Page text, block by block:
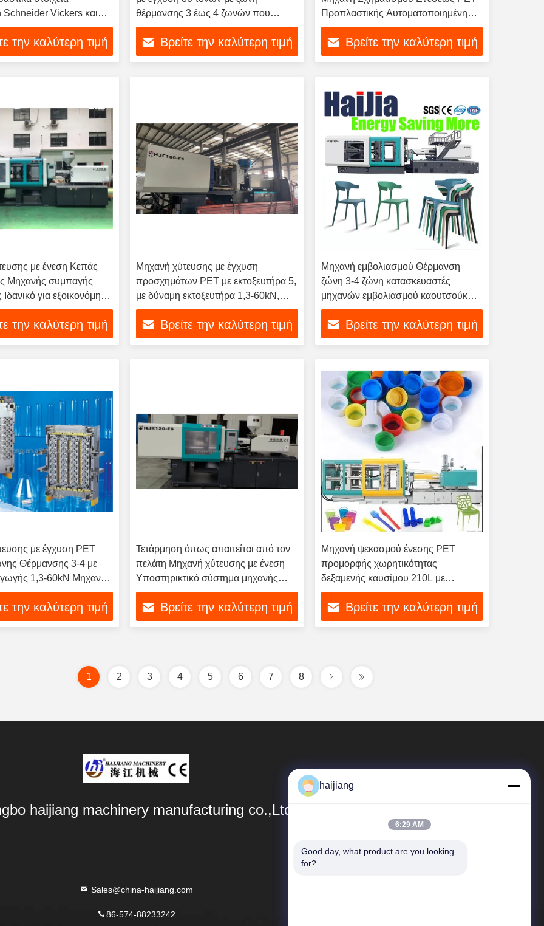
Schneider Vickers και
για λειτουργία
την καλύτερη τιμή
θέρμανσης 3 έως 4 ζωνών που
εξασφαλίζει θέρμανση και σταθερό
πλαστικό εξάρτημα
Βρείτε την καλύτερη τιμή
Προπλαστικής Αυτοματοποιημένη
Τάξη Αυτοματοποιημένη δεξαμενή
πετρελαίου χωρητικότητα 210L
Λειτουργία
Βρείτε την καλύτερη τιμή
με ένεση Κεπάς
Μηχανής συμπαγής
για εξοικονόμηση
καπάκιας
την καλύτερη τιμή
Μηχανή χύτευσης με έγχυση
προσχημάτων PET με εκτοξευτήρα 5,
με δύναμη εκτοξευτήρα 1,3-60kN,
μηχανή χύτευσης με έγχυση για
κατασκευήΒρείτε την καλύτερη τιμή
Μηχανή εμβολιασμού Θέρμανση
ζώνη 3-4 ζώνη κατασκευαστές
μηχανών εμβολιασμού καουτσούκ
που εξασφαλίζουν τις εργασίες
εμβολιασμού
Βρείτε την καλύτερη τιμή
με έγχυση PET
Θέρμανσης 3-4 με
1,3-60kN Μηχανή
έγχυση για λειτουργία
την καλύτερη τιμή
Τετάρμηση όπως απαιτείται από τον
πελάτη Μηχανή χύτευσης με ένεση
Υποστηρικτικό σύστημα μηχανής
χύτευσης με ένεση
Βρείτε την καλύτερη τιμή
Μηχανή ψεκασμού ένεσης PET
προμορφής χωρητικότητας
δεξαμενής καυσίμου 210L με
χωρητικότητα στεγανοποίησης 4800
KN και αυτόματη ποιότητα για την
κατασκευή φιαλών
Βρείτε την καλύτερη τιμή
1 2 3 4 5 6 7 8
haijiang machinery manufacturing co.,Ltd
Sales@china-haijiang.com
86-574-88233242
haijiang
6:29 AM
Good day, what product are you looking
for?